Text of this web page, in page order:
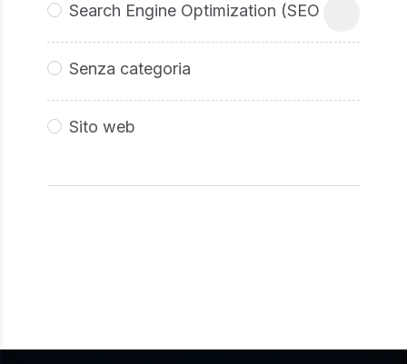
Search Engine Optimization (SEO
Senza categoria
Sito web